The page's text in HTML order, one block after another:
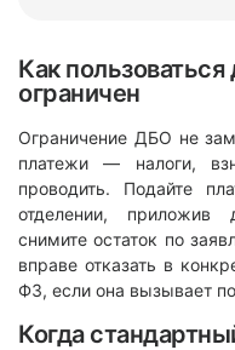
Как
ограничен
Ограничение ДБО не
платежи — налоги,
проводить. Подайте
отделении,
снимите остаток по
вправе отказать в
ФЗ, если она вызывает
Когда